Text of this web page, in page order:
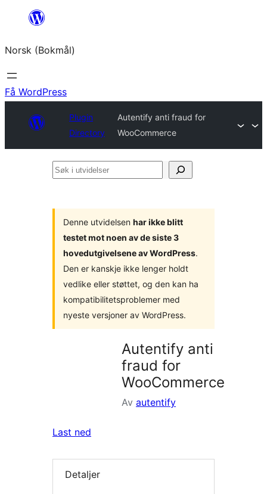
Hopp
innhold
Norsk (Bokmål)
Få WordPress
Plugin
Directory
Autentify anti fraud for
WooCommerce
Søk
Denne utvidelsen har ikke blitt
testet mot noen av de siste 3
hovedutgivelsene av WordPress.
Den er kanskje ikke lenger holdt
vedlike eller støttet, og den kan ha
kompatibilitetsproblemer med
nyeste versjoner av WordPress.
Autentify anti
fraud for
WooCommerce
Av autentify
Last ned
Detaljer